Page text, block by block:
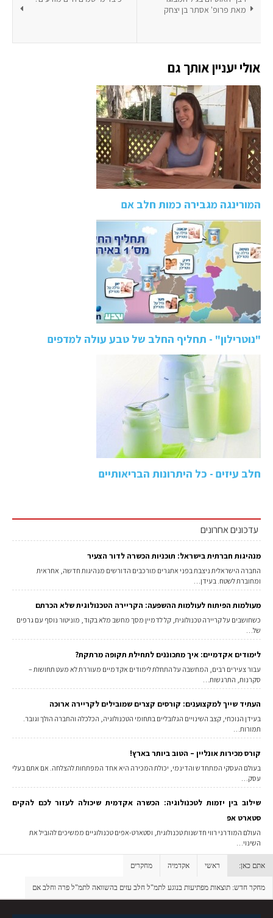
מאת פרופ' אסתר בן יצחק
אולי יעניין אותך גם
המורינגה מגבירה כמות חלב אם
"נוטרילון" - תחליף החלב של טבע עולה למדפים
חלב עיזים - כל היתרונות הבריאותיים
עדכונים אחרונים
מנהיגות חברתית בישראל: תוכניות הכשרה לדור הצעיר
החברה הישראלית ניצבת בפני אתגרים מורכבים הדורשים מנהיגות חדשה, אחראית
ומחוברת לשטח. בעידן…
מעולמות הפיתוח לעולמות ההשפעה: הקריירה הטכנולוגית שלא הכרתם
כשחושבים על קריירה טכנולוגית, קל לדמיין מסך מחשב מלא בקוד, מוניטור נוסף עם גרפים
של…
לימודים אקדמיים: איך מתכוננים לתחילת תקופה מרתקת?
עבור צעירים רבים, המחשבה על התחלת לימודים אקדמיים מעוררת לא מעט תחושות –
סקרנות, התרגשות…
העתיד שייך למקצוענים: קורסים קצרים שמובילים לקריירה ארוכה
בעידן הנוכחי, קצב השינויים הגלובליים בתחומי הטכנולוגיה, הכלכלה והחברה הולך וגובר.
תמורות…
קורס מכירות אונליין – הטוב ביותר בארץ!
בעולם העסקי המתחדש והדינמי, יכולת המכירה היא אחד המפתחות להצלחה. אם אתם בעלי
עסק…
שילוב בין יזמות לטכנולוגיה: הכשרה אקדמית שיכולה לעזור לכם להקים
סטארט אפ
העולם המודרני רווי חדשנות טכנולוגית, וסטארט-אפים טכנולוגיים ממשיכים להוביל את
השינוי…
אתם כאן: ראשי אקדמיה מחקרים
מחקר חדש: תוצאות מפתיעות בנוגע לתמ"ל חלב עזים בהשוואה לתמ"ל פרה וחלב אם